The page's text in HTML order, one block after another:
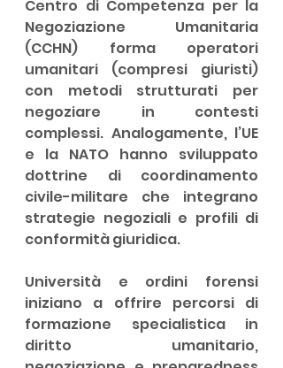
Centro di Competenza per la
Negoziazione Umanitaria
(CCHN) forma operatori
umanitari (compresi giuristi)
con metodi strutturati per
negoziare in contesti
complessi. Analogamente, l’UE
e la NATO hanno sviluppato
dottrine di coordinamento
civile-militare che integrano
strategie negoziali e profili di
conformità giuridica.
Università e ordini forensi
iniziano a offrire percorsi di
formazione specialistica in
diritto umanitario,